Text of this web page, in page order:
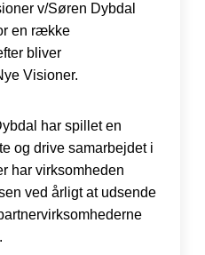
v/Søren Dybdal
en række
bliver
Visioner.
har spillet en
og drive samarbejdet i
har virksomheden
ved årligt at udsende